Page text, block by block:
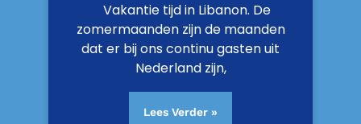
Vakantie tijd in Libanon. De
zomermaanden zijn de maanden
dat er bij ons continu gasten uit
Nederland zijn,
Lees Verder »